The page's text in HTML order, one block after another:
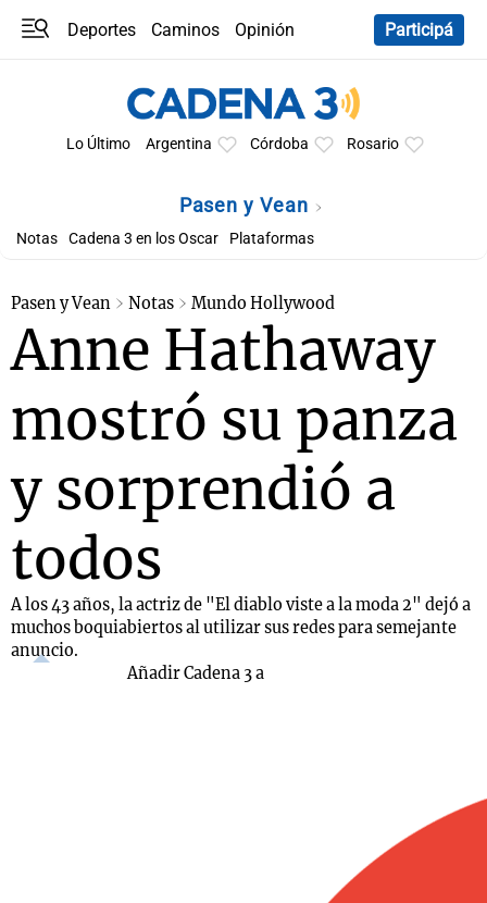
Deportes Caminos
Opinión
Participá
Lo Último Argentina Córdoba Rosario
Pasen y Vean
Notas Cadena 3 en los Oscar Plataformas
Pasen y Vean Notas Mundo Hollywood
Anne Hathaway
mostró su panza
y sorprendió a
todos
A los 43 años, la actriz de "El diablo viste a la moda 2" dejó a
muchos boquiabiertos al utilizar sus redes para semejante
anuncio.
Añadir Cadena 3 a